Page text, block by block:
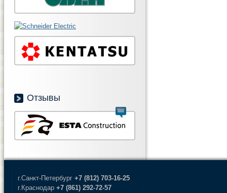
Отзывы
г.Санкт-Петербург +7 (812) 703-16-25
г.Краснодар +7 (861) 292-72-57